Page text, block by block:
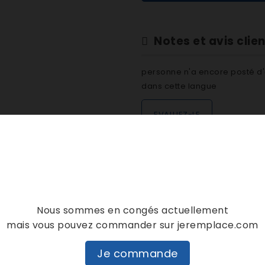
Notes et avis
personne n'a encore posté
dans cette langue
EVALUEZ-LE
Nous sommes en congés actuellement
mais vous pouvez commander sur jeremplace.com
Je commande